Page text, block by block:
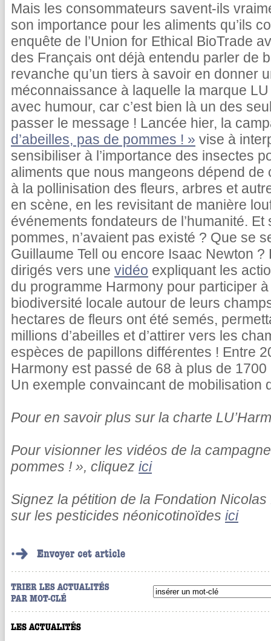
Mais les consommateurs savent-ils
son importance pour les aliments qu’ils
enquête de l’Union for Ethical BioTrade
des Français ont déjà entendu parler de
revanche qu’un tiers à savoir en donner
méconnaissance à laquelle la marque
avec humour, car c’est bien là un des
passer le message ! Lancée hier, la
d’abeilles, pas de pommes ! » vise à
sensibiliser à l’importance des insectes
aliments que nous mangeons dépend
à la pollinisation des fleurs, arbres et
en scène, en les revisitant de manière
événements fondateurs de l’humanité.
pommes, n’avaient pas existé ? Que se
Guillaume Tell ou encore Isaac Newton
dirigés vers une vidéo expliquant les
du programme Harmony pour participer
biodiversité locale autour de leurs
hectares de fleurs ont été semés,
millions d’abeilles et d’attirer vers les
espèces de papillons différentes ! Entre
Harmony est passé de 68 à plus de
Un exemple convaincant de mobilisation
Pour en savoir plus sur la charte
Pour visionner les vidéos de la
pommes ! », cliquez ici
Signez la pétition de la Fondation
sur les pesticides néonicotinoïdes ici